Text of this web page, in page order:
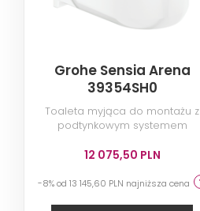
Grohe Sensia Arena
39354SH0
Toaleta myjąca do montażu z
podtynkowym systemem
12 075,50 PLN
-8% od 13 145,60 PLN najniższa cena